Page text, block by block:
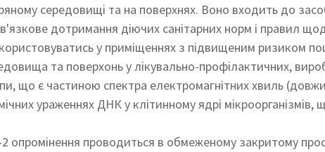
середовищі та на поверхнях. Воно входить до
дотримання діючих санітарних норм і правил
у приміщеннях з підвищеним ризиком
та поверхонь у лікувально-профілактичних,
що є частиною спектра електромагнітних хвиль
ураженнях ДНК у клітинному ядрі мікроорганізмів,
проводиться в обмеженому закритому